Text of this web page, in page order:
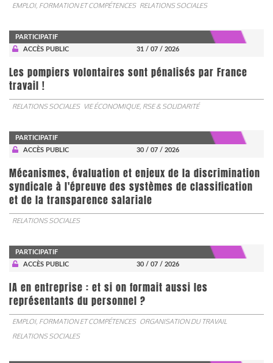
EMPLOI, FORMATION ET COMPÉTENCES RELATIONS SOCIALES
PARTICIPATIF
ACCÈS PUBLIC
31 / 07 / 2026
Les pompiers volontaires sont pénalisés par France
travail !
RELATIONS SOCIALES VIE ÉCONOMIQUE, RSE & SOLIDARITÉ
PARTICIPATIF
ACCÈS PUBLIC
30 / 07 / 2026
Mécanismes, évaluation et enjeux de la discrimination
syndicale à l'épreuve des systèmes de classification
et de la transparence salariale
RELATIONS SOCIALES
PARTICIPATIF
ACCÈS PUBLIC
30 / 07 / 2026
IA en entreprise : et si on formait aussi les
représentants du personnel ?
EMPLOI, FORMATION ET COMPÉTENCES ORGANISATION DU TRAVAIL
RELATIONS SOCIALES